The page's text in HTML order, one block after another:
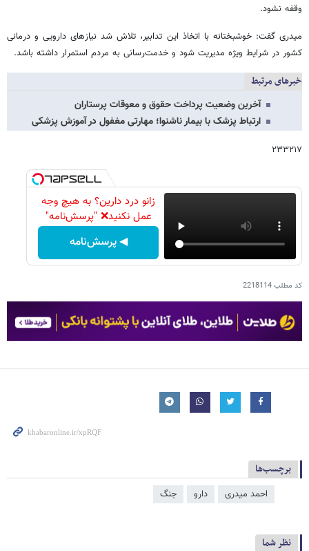
وقفه نشود.
میدری گفت: خوشبختانه با اتخاذ این تدابیر، تلاش شد نیازهای دارویی و درمانی
کشور در شرایط ویژه مدیریت شود و خدمت‌رسانی به مردم استمرار داشته باشد.
خبرهای مرتبط
آخرین وضعیت پرداخت حقوق و معوقات پرستاران
ارتباط پزشک با بیمار ناشنوا؛ مهارتی مغفول در آموزش پزشکی
۲۳۳۲۱۷
زانو درد دارین؟ به هیچ وجه
عمل نکنید❌ "پرسش‌نامه"
◀ پرسش‌نامه
کد مطلب2218114
برچسب‌ها
احمد میدری دارو جنگ
نظر شما